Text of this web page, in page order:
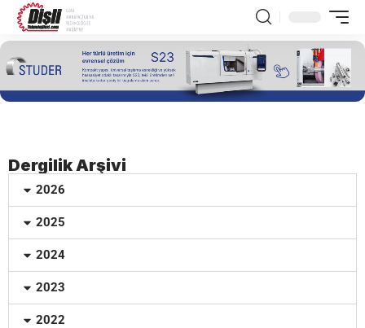
Dergilik Arşivi
2026
2025
2024
2023
2022